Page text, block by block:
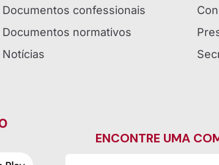
Documentos confessionais
Documentos normativos
Notícias
ENCONTRE UMA